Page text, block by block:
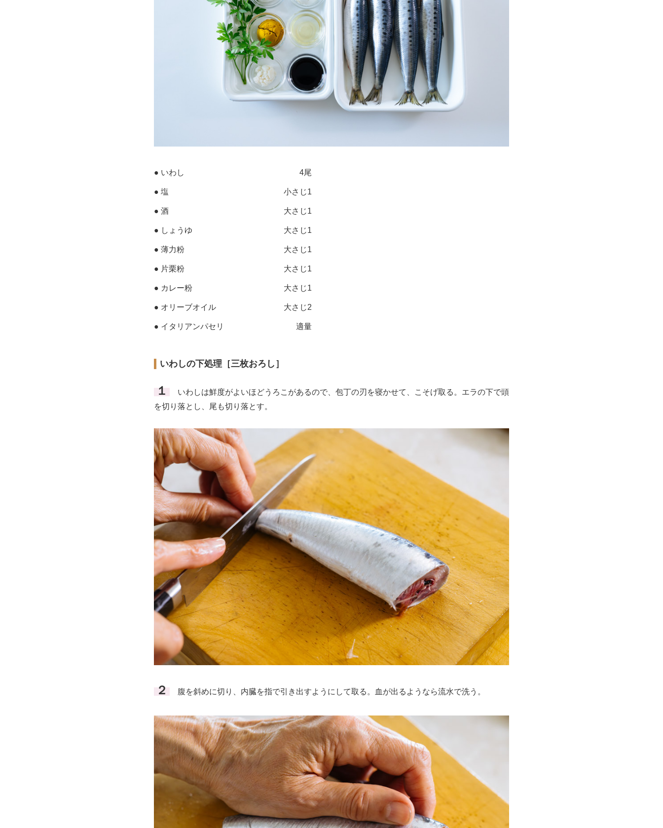
● いわし 4尾
● 塩 小さじ1
● 酒 大さじ1
● しょうゆ 大さじ1
● 薄力粉 大さじ1
● 片栗粉 大さじ1
● カレー粉 大さじ1
● オリーブオイル 大さじ2
● イタリアンパセリ 適量
いわしの下処理［三枚おろし］
１
いわしは鮮度がよいほどうろこがあるので、包丁の刃を寝かせて、こそげ取る。エラの下で頭
を切り落とし、尾も切り落とす。
２ 腹を斜めに切り、内臓を指で引き出すようにして取る。血が出るようなら流水で洗う。